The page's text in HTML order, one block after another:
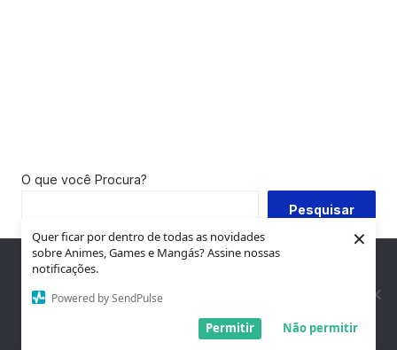
Quer ficar por dentro de todas as novidades
sobre Animes, Games e Mangás? Assine nossas
notificações.
Powered by SendPulse
Não permitir
Permitir
×
O que você Procura?
Pesquisar
PUBLICIDADE:
Nós utilizamos cookies para garantir que você tenha a melhor
experiência em nosso site. Se você continua a usar este site,
assumimos que você está satisfeito.
Entendi!